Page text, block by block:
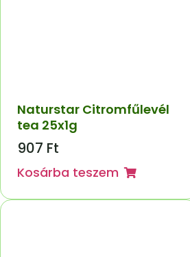
Naturstar Citromfűlevél
tea 25x1g
907 Ft
Kosárba teszem